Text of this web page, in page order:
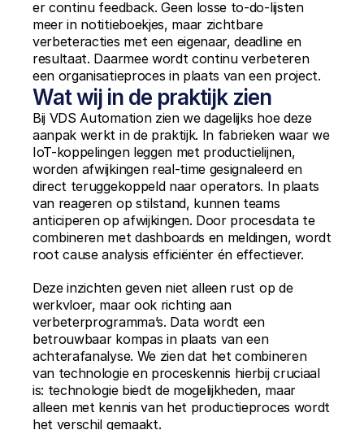
er continu feedback. Geen losse to-do-lijsten
meer in notitieboekjes, maar zichtbare
verbeteracties met een eigenaar, deadline en
resultaat. Daarmee wordt continu verbeteren
een organisatieproces in plaats van een project.
Wat wij in de praktijk zien
Bij VDS Automation zien we dagelijks hoe deze
aanpak werkt in de praktijk. In fabrieken waar we
IoT-koppelingen leggen met productielijnen,
worden afwijkingen real-time gesignaleerd en
direct teruggekoppeld naar operators. In plaats
van reageren op stilstand, kunnen teams
anticiperen op afwijkingen. Door procesdata te
combineren met dashboards en meldingen, wordt
root cause analysis efficiënter én effectiever.
Deze inzichten geven niet alleen rust op de
werkvloer, maar ook richting aan
verbeterprogramma’s. Data wordt een
betrouwbaar kompas in plaats van een
achterafanalyse. We zien dat het combineren
van technologie en proceskennis hierbij cruciaal
is: technologie biedt de mogelijkheden, maar
alleen met kennis van het productieproces wordt
het verschil gemaakt.